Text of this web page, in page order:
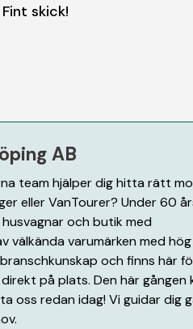
skick!
AB
team hjälper dig hitta rätt
eller VanTourer? Under 60
och butik med
välkända varumärken med
och finns här
på plats. Den här gången
oss redan idag! Vi guidar dig